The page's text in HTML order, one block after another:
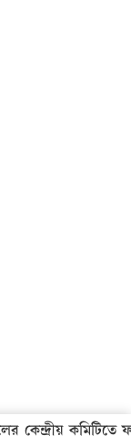
কেন্দ্রীয় কমিটিতে